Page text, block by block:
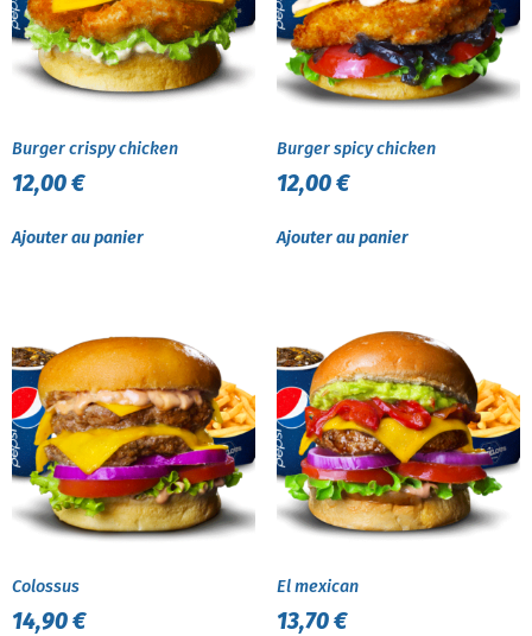
Burger crispy chicken
12,00€
Ajouter au panier
Burger spicy chicken
12,00€
Ajouter au panier
Colossus
14,90€
El mexican
13,70€